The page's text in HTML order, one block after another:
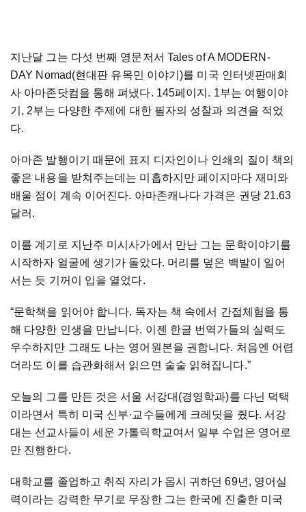
지난달 그는 다섯 번째 영문저서 Tales of A MODERN-
DAY Nomad(현대판 유목민 이야기)를 미국 인터넷판매회
사 아마존닷컴을 통해 펴냈다. 145페이지. 1부는 여행이야
기, 2부는 다양한 주제에 대한 필자의 성찰과 의견을 적었
다.
아마존 발행이기 때문에 표지 디자인이나 인쇄의 질이 책의
좋은 내용을 받쳐주는데는 미흡하지만 페이지마다 재미와
배울 점이 계속 이어진다. 아마존캐나다 가격은 권당 21.63
달러.
이를 계기로 지난주 미시사가에서 만난 그는 문학이야기를
시작하자 얼굴에 생기가 돌았다. 머리를 덮은 백발이 일어
서는 듯 기꺼이 입을 열었다.
“문학책을 읽어야 합니다. 독자는 책 속에서 간접체험을 통
해 다양한 인생을 만납니다. 이젠 한글 번역가들의 실력도
우수하지만 그래도 나는 영어원본을 권합니다. 처음엔 어렵
더라도 이를 습관화해서 읽으면 술술 읽혀집니다.”
오늘의 그를 만든 것은 서울 서강대(경영학과)를 다닌 덕택
이라면서 특히 미국 신부·교수들에게 크레딧을 줬다. 서강
대는 선교사들이 세운 가톨릭학교여서 일부 수업은 영어로
만 진행한다.
대학교를 졸업하고 취직 자리가 몹시 귀하던 69년, 영어실
력이라는 강력한 무기로 무장한 그는 한국에 진출한 미국